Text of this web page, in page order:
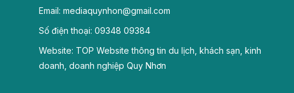
Email: mediaquynhon@gmail.com
Số điện thoại: 09348 09384
Website: TOP Website thông tin du lịch, khách sạn, kinh
doanh, doanh nghiệp Quy Nhơn